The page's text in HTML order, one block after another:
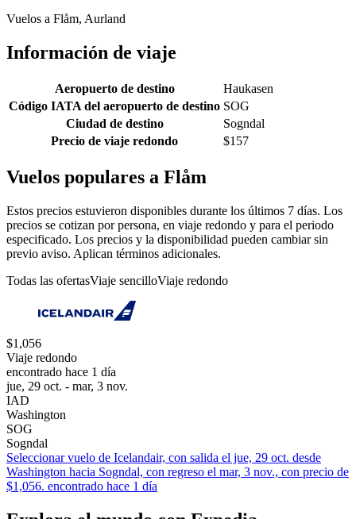
Vuelos a Flåm, Aurland
Información de viaje
Aeropuerto de destino
Haukasen
Código IATA del aeropuerto de destino SOG
Ciudad de destino
Sogndal
Precio de viaje redondo
$157
Vuelos populares a Flåm
Estos precios estuvieron disponibles durante los últimos 7 días. Los
precios se cotizan por persona, en viaje redondo y para el periodo
especificado. Los precios y la disponibilidad pueden cambiar sin
previo aviso. Aplican términos adicionales.
Todas las ofertasViaje sencilloViaje redondo
$1,056
Viaje redondo
encontrado hace 1 día
jue, 29 oct. - mar, 3 nov.
IAD
Washington
SOG
Sogndal
Seleccionar vuelo de Icelandair, con salida el jue, 29 oct. desde
Washington hacia Sogndal, con regreso el mar, 3 nov., con precio de
$1,056. encontrado hace 1 día